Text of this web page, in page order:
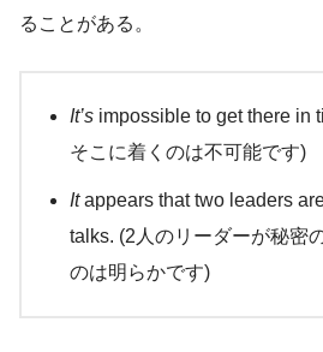
ることがある。
It’s impossible to get there in
そこに着くのは不可能です)
Itappears that two leaders
talks. (2人のリーダーが秘密
のは明らかです)